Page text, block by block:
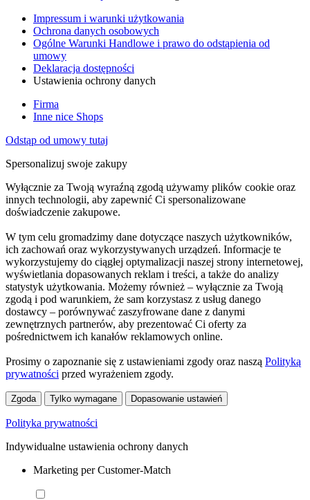
Impressum i warunki użytkowania
Ochrona danych osobowych
Ogólne Warunki Handlowe i prawo do odstąpienia od
umowy
Deklaracja dostępności
Ustawienia ochrony danych
Firma
Inne nice Shops
Odstąp od umowy tutaj
Spersonalizuj swoje zakupy
Wyłącznie za Twoją wyraźną zgodą używamy plików cookie oraz
innych technologii, aby zapewnić Ci spersonalizowane
doświadczenie zakupowe.
W tym celu gromadzimy dane dotyczące naszych użytkowników,
ich zachowań oraz wykorzystywanych urządzeń. Informacje te
wykorzystujemy do ciągłej optymalizacji naszej strony internetowej,
wyświetlania dopasowanych reklam i treści, a także do analizy
statystyk użytkowania. Możemy również – wyłącznie za Twoją
zgodą i pod warunkiem, że sam korzystasz z usług danego
dostawcy – porównywać zaszyfrowane dane z danymi
zewnętrznych partnerów, aby prezentować Ci oferty za
pośrednictwem ich kanałów reklamowych online.
Prosimy o zapoznanie się z ustawieniami zgody oraz naszą Polityką
prywatności przed wyrażeniem zgody.
Zgoda Tylko wymagane Dopasowanie ustawień
Polityka prywatności
Indywidualne ustawienia ochrony danych
Marketing per Customer-Match